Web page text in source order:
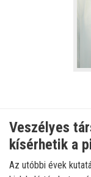
Veszélyes
kísérhetik a
Az utóbbi évek